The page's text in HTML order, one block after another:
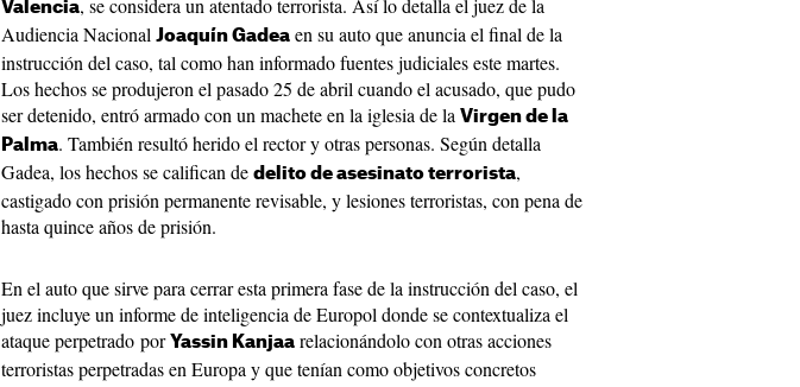
Valencia, se considera un atentado terrorista. Así lo detalla el juez de la
Audiencia Nacional Joaquín Gadea en su auto que anuncia el final de la
instrucción del caso, tal como han informado fuentes judiciales este martes.
Los hechos se produjeron el pasado 25 de abril cuando el acusado, que pudo
ser detenido, entró armado con un machete en la iglesia de la Virgen de la
Palma. También resultó herido el rector y otras personas. Según detalla
Gadea, los hechos se califican de delito de asesinato terrorista,
castigado con prisión permanente revisable, y lesiones terroristas, con pena de
hasta quince años de prisión.
En el auto que sirve para cerrar esta primera fase de la instrucción del caso, el
juez incluye un informe de inteligencia de Europol donde se contextualiza el
ataque perpetrado por Yassin Kanjaa relacionándolo con otras acciones
terroristas perpetradas en Europa y que tenían como objetivos concretos